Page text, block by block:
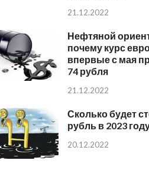
21.12.2022
Нефтяной
почему курс
впервые с мая
74 рубля
21.12.2022
Сколько будет
рубль в 2023
20.12.2022